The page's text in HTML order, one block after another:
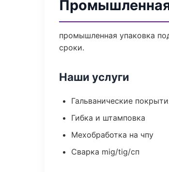
промышленная упаковка
сроки.
Наши услуги
Гальванические
Гибка и штамповка
Мехобработка на чпу
Сварка mig/tig/сп